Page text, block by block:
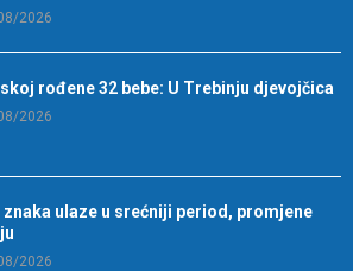
2026
rođene 32 bebe: U Trebinju djevojčica
2026
ulaze u srećniji period, promjene
2026